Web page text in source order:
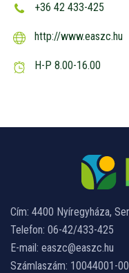
+36 42 433-425
http://www.easzc.hu
H-P 8.00-16.00
Cím: 4400 Nyíregyháza,
Telefon: 06-42/433-425
E-mail: easzc@easzc.hu
Számlaszám: 10044001-